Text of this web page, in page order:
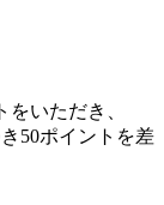
いただき、
50ポイントを差